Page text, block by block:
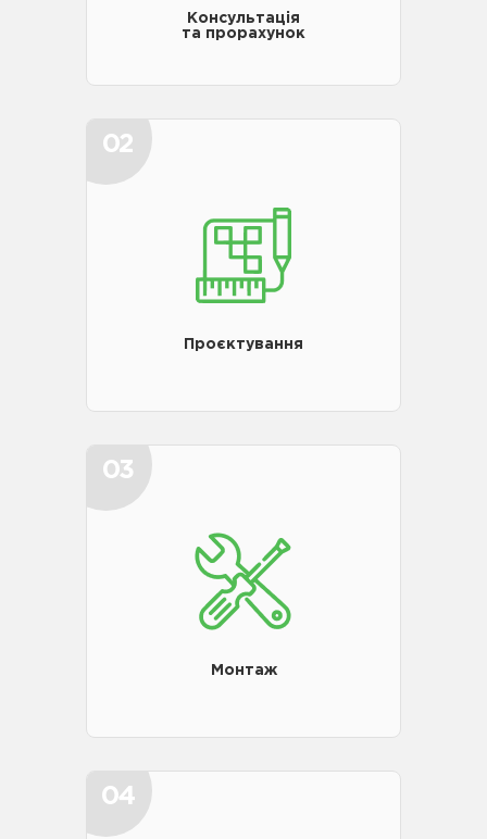
Консультація
та прорахунок
02
Проєктування
03
Монтаж
04